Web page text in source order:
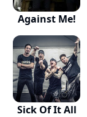
Against Me!
Sick Of It All